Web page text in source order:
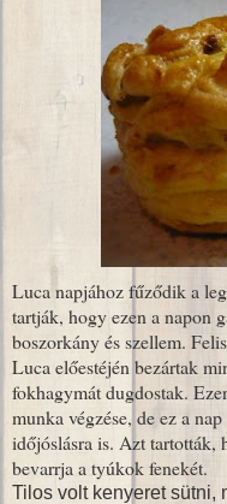
Luca napjához fűződik a
tartják, hogy ezen a napon
boszorkány és szellem.
Luca előestéjén bezártak
fokhagymát dugdostak.
munka végzése, de ez a
időjóslásra is. Azt tartották,
bevarrja a tyúkok fenekét.
Tilos volt kenyeret sütni,